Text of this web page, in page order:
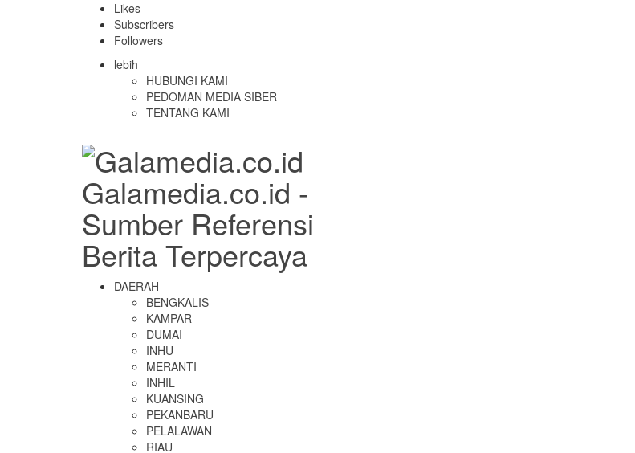
Likes
Subscribers
Followers
lebih
HUBUNGI KAMI
PEDOMAN MEDIA SIBER
TENTANG KAMI
Galamedia.co.id -
Sumber Referensi
Berita Terpercaya
DAERAH
BENGKALIS
KAMPAR
DUMAI
INHU
MERANTI
INHIL
KUANSING
PEKANBARU
PELALAWAN
RIAU